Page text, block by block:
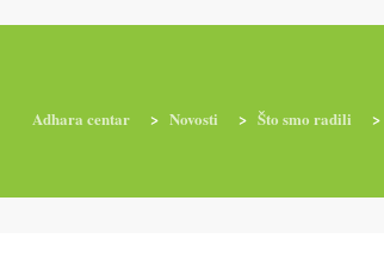
Adhara centar > Novosti > Što smo radili >